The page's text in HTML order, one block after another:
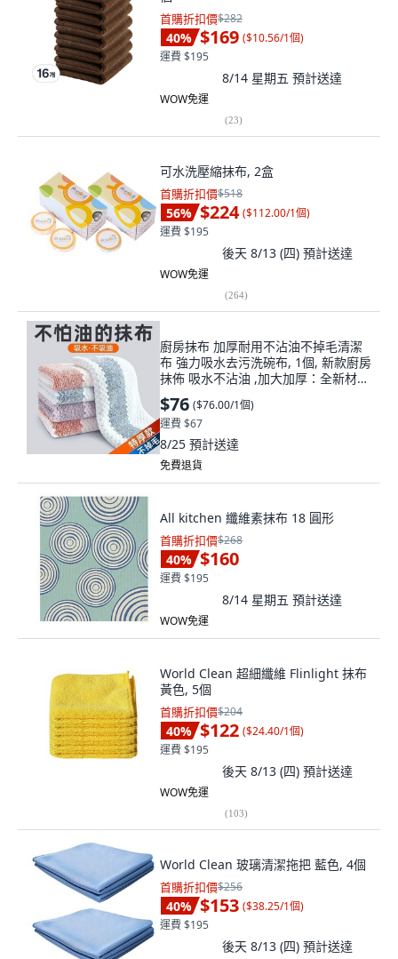
首購折扣價$282
40% $169 ($10.56/1個)
運費 $195
8/14 星期五 預計送達
WOW免運
(23)
可水洗壓縮抹布, 2盒
首購折扣價$518
56% $224 ($112.00/1個)
運費 $195
後天 8/13 (四) 預計送達
WOW免運
(264)
廚房抹布 加厚耐用不沾油不掉毛清潔
布 強力吸水去污洗碗布, 1個, 新款廚房
抹佈 吸水不沾油 ,加大加厚：全新材質
10條裝 搶購中
$76 ($76.00/1個)
運費 $67
8/25 預計送達
免費退貨
All kitchen 纖維素抹布 18 圓形
首購折扣價$268
40% $160
運費 $195
8/14 星期五 預計送達
WOW免運
World Clean 超細纖維 Flinlight 抹布
黃色, 5個
首購折扣價$204
40% $122 ($24.40/1個)
運費 $195
後天 8/13 (四) 預計送達
WOW免運
(103)
World Clean 玻璃清潔拖把 藍色, 4個
首購折扣價$256
40% $153 ($38.25/1個)
運費 $195
後天 8/13 (四) 預計送達